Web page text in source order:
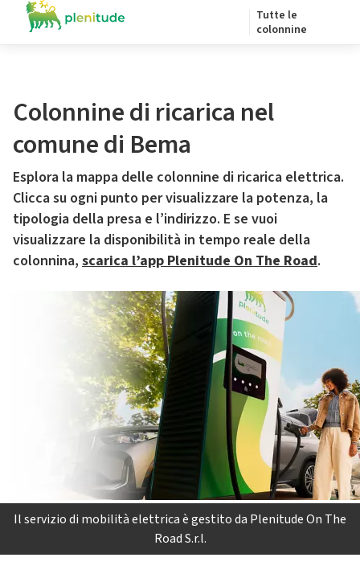
Tutte le
colonnine
Colonnine di ricarica nel
comune di Bema
Esplora la mappa delle colonnine di ricarica elettrica.
Clicca su ogni punto per visualizzare la potenza, la
tipologia della presa e l’indirizzo. E se vuoi
visualizzare la disponibilità in tempo reale della
colonnina, scarica l’app Plenitude On The Road.
Il servizio di mobilità elettrica è gestito da Plenitude On The
Road S.r.l.